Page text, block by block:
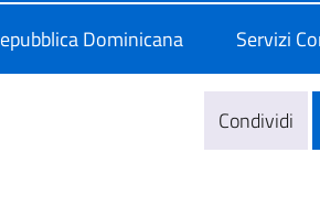
Dominicana Servizi
Condividi